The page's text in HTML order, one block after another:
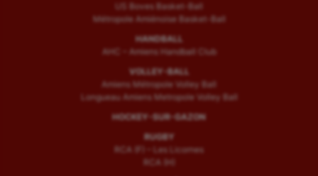
US Boves Basket-Ball
Métropole Amiénoise Basket-Ball
HANDBALL
AHC – Amiens Handball Club
VOLLEY-BALL
Amiens Métropole Volley Ball
Longueau Amiens Metropole Volley Ball
HOCKEY-SUR-GAZON
RUGBY
RCA (F) – Les Licornes
RCA (H)